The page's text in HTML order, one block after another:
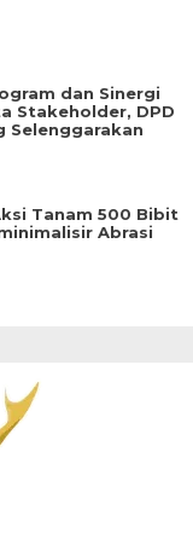
dan Sinergi
Stakeholder, DPD
Selenggarakan
Tanam 500 Bibit
Abrasi